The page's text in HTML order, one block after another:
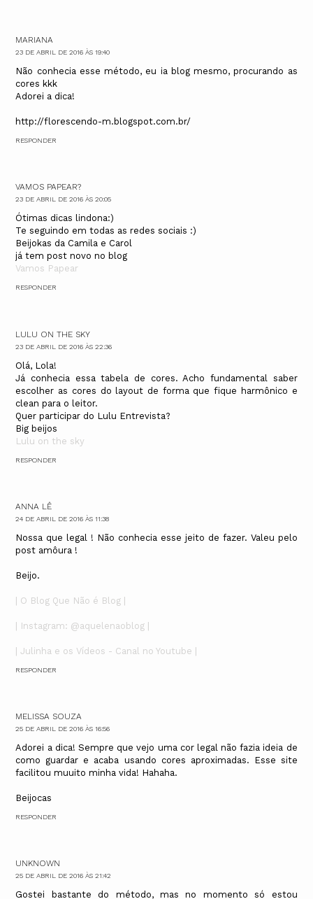
MARIANA
23 DE ABRIL DE 2016 ÀS 19:40
Não conhecia esse método, eu ia blog mesmo, procurando as
cores kkk
Adorei a dica!
http://florescendo-m.blogspot.com.br/
RESPONDER
VAMOS PAPEAR?
23 DE ABRIL DE 2016 ÀS 20:05
Ótimas dicas lindona:)
Te seguindo em todas as redes sociais :)
Beijokas da Camila e Carol
já tem post novo no blog
Vamos Papear
RESPONDER
LULU ON THE SKY
23 DE ABRIL DE 2016 ÀS 22:36
Olá, Lola!
Já conhecia essa tabela de cores. Acho fundamental saber
escolher as cores do layout de forma que fique harmônico e
clean para o leitor.
Quer participar do Lulu Entrevista?
Big beijos
Lulu on the sky
RESPONDER
ANNA LÊ
24 DE ABRIL DE 2016 ÀS 11:38
Nossa que legal ! Não conhecia esse jeito de fazer. Valeu pelo
post amôura !
Beijo.
| O Blog Que Não é Blog |
| Instagram: @aquelenaoblog |
| Julinha e os Vídeos - Canal no Youtube |
RESPONDER
MELISSA SOUZA
25 DE ABRIL DE 2016 ÀS 16:56
Adorei a dica! Sempre que vejo uma cor legal não fazia ideia de
como guardar e acaba usando cores aproximadas. Esse site
facilitou muuito minha vida! Hahaha.
Beijocas
RESPONDER
UNKNOWN
25 DE ABRIL DE 2016 ÀS 21:42
Gostei bastante do método, mas no momento só estou